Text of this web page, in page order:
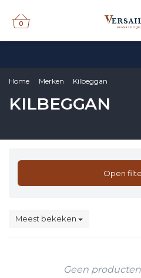
0
0
Home Merken Kilbeggan
KILBEGGAN
Open
Meest bekeken
Geen